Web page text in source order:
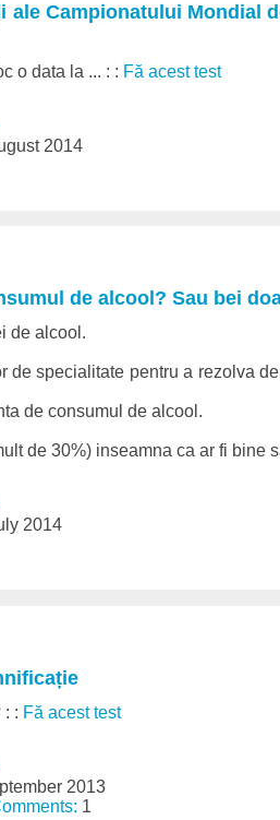
Campionatului Mondial
o data la ... : : Fă acest test
2014
de alcool? Sau bei
de alcool.
specialitate pentru a rezolva
de consumul de alcool.
de 30%) inseamna ca ar fi bine
2014
: : Fă acest test
2013
1